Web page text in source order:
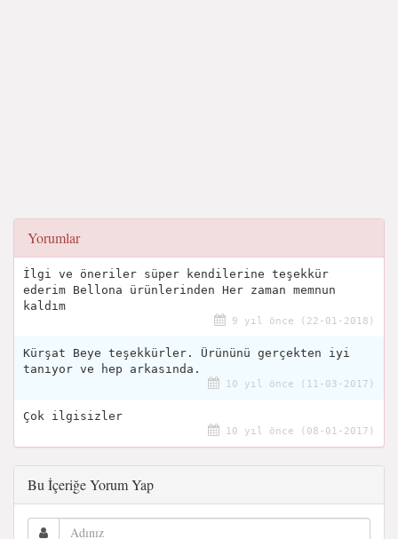
Yorumlar
İlgi ve öneriler süper kendilerine teşekkür
ederim Bellona ürünlerinden Her zaman memnun
kaldım
9 yıl önce (22-01-2018)
Kürşat Beye teşekkürler. Ürününü gerçekten iyi
tanıyor ve hep arkasında.
10 yıl önce (11-03-2017)
Çok ilgisizler
10 yıl önce (08-01-2017)
Bu İçeriğe Yorum Yap